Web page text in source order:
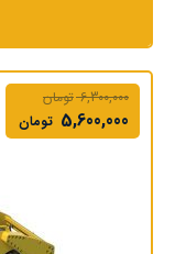
6,300,000 تومان
5,600,000 تومان